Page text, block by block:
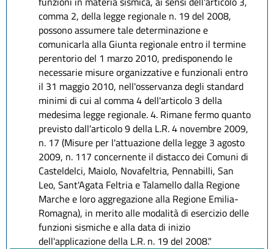
comma 2, della legge regionale n. 19 del 2008,
possono assumere tale determinazione e
comunicarla alla Giunta regionale entro il termine
perentorio del 1 marzo 2010, predisponendo le
necessarie misure organizzative e funzionali entro
il 31 maggio 2010, nell'osservanza degli standard
minimi di cui al comma 4 dell'articolo 3 della
medesima legge regionale. 4. Rimane fermo quanto
previsto dall'articolo 9 della L.R. 4 novembre 2009,
n. 17 (Misure per l'attuazione della legge 3 agosto
2009, n. 117 concernente il distacco dei Comuni di
Casteldelci, Maiolo, Novafeltria, Pennabilli, San
Leo, Sant'Agata Feltria e Talamello dalla Regione
Marche e loro aggregazione alla Regione Emilia-
Romagna), in merito alle modalità di esercizio delle
funzioni sismiche e alla data di inizio
dell'applicazione della L.R. n. 19 del 2008."